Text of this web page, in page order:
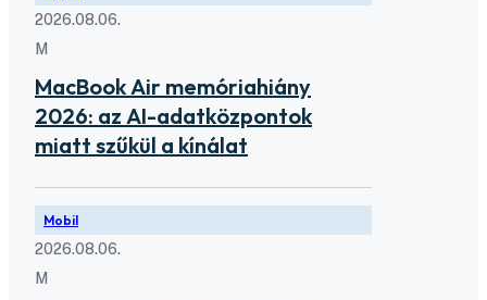
2026.08.06.
M
MacBook Air memóriahiány
2026: az AI-adatközpontok
miatt szűkül a kínálat
Mobil
2026.08.06.
M